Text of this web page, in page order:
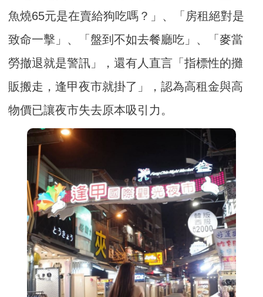
魚燒65元是在賣給狗吃嗎？」、「房租絕對是
致命一擊」、「盤到不如去餐廳吃」、「麥當
勞撤退就是警訊」，還有人直言「指標性的攤
販搬走，逢甲夜市就掛了」，認為高租金與高
物價已讓夜市失去原本吸引力。